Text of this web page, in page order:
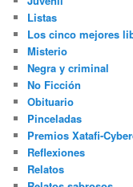
Listas
Los cinco mejores
Misterio
Negra y criminal
No Ficción
Obituario
Pinceladas
Premios Xatafi-
Reflexiones
Relatos